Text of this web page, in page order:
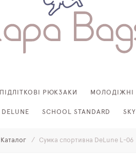
ПІДЛІТКОВІ РЮКЗАКИ МОЛОДІЖНІ
DELUNE SCHOOL STANDARD
Каталог Сумка спортивна DeLune L-06